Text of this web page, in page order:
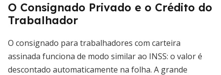
O Consignado Privado e o Crédito do
Trabalhador
O consignado para trabalhadores com carteira
assinada funciona de modo similar ao INSS: o valor é
descontado automaticamente na folha. A grande